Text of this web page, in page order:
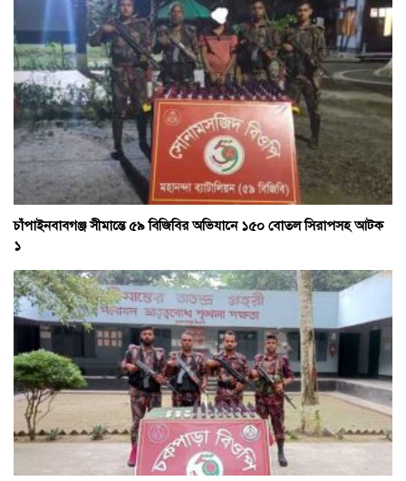
চাঁপাইনবাবগঞ্জ সীমান্তে ৫৯ বিজিবির অভিযানে ১৫০ বোতল সিরাপসহ আটক
১